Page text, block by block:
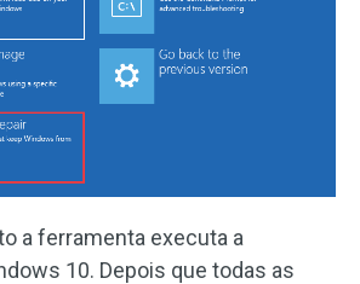
a ferramenta executa a
10. Depois que todas as